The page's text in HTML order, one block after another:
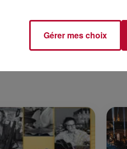
Gérer mes choix